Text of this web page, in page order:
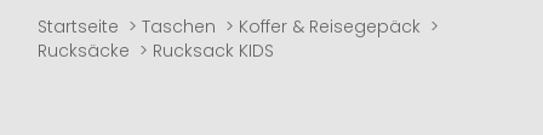
Startseite Taschen
Koffer & Reisegepäck
Rucksäcke
Rucksack KIDS